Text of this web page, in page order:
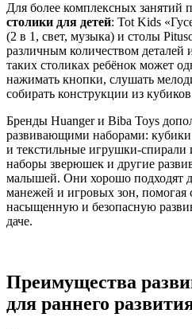
Для более комплексных занятий
столики для детей: Tot Kids
(2 в 1, свет, музыка) и столы
различным количеством деталей
таких столиках ребёнок может
нажимать кнопки, слушать
собирать конструкции из
Бренды Huanger и Biba Toys
развивающими наборами:
и текстильные
наборы зверюшек и другие
малышей. Они хорошо подходят
манежей и игровых зон, помогая
насыщенную и безопасную
даче.
Преимущества
для раннего